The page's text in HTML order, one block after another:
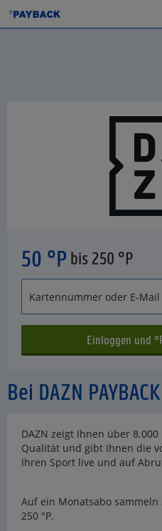
Bei DAZN
DAZN zeigt Ihnen über
Qualität und gibt Ihnen die
Ihren Sport live und auf
Auf ein Monatsabo sammeln
250 °P.
50 °P bis 250 °P